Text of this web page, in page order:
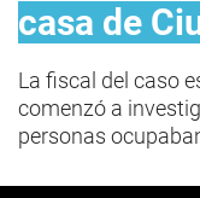
casa de
La fiscal del caso
comenzó a
personas